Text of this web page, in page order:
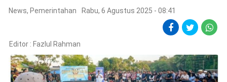
Politik
Hukrim
Pendidikan
News, Pemerintahan Rabu, 6 Agustus 2025 - 08:41
Editor : Fazlul Rahman